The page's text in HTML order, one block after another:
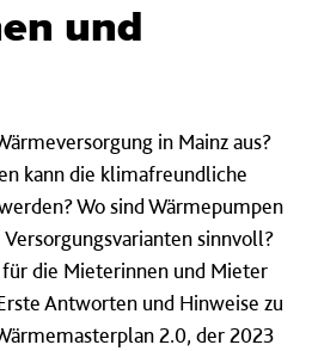
und
in Mainz aus?
kann die klimafreundliche
Wo sind Wärmepumpen
sinnvoll?
die Mieterinnen und Mieter
Antworten und Hinweise zu
2.0, der 2023